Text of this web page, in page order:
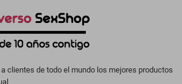
clientes de todo el mundo los mejores productos